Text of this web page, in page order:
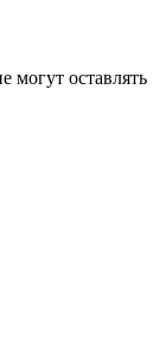
могут оставлять